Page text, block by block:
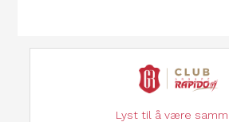
Lyst til å være